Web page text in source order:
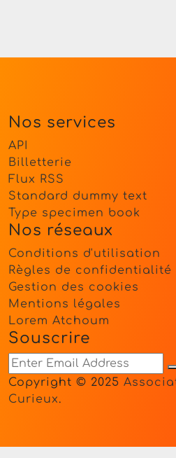
Nos services
API
Billetterie
Flux RSS
Standard dummy text
Type specimen book
Nos réseaux
Conditions d'utilisation
Règles de confidentialité
Gestion des cookies
Mentions légales
Lorem Atchoum
Souscrire
Copyright © 2025
Curieux.